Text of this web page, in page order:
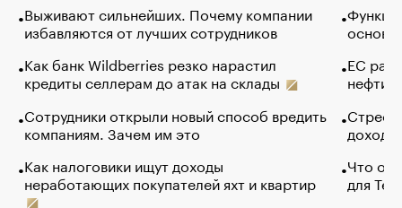
Выживают сильнейших. Почему компании
избавляются от лучших сотрудников
Как банк Wildberries резко нарастил
кредиты селлерам до атак на склады
Сотрудники открыли новый способ вредить
компаниям. Зачем им это
Как налоговики ищут доходы
неработающих покупателей яхт и квартир
основ
ЕС
нефти
Что
для